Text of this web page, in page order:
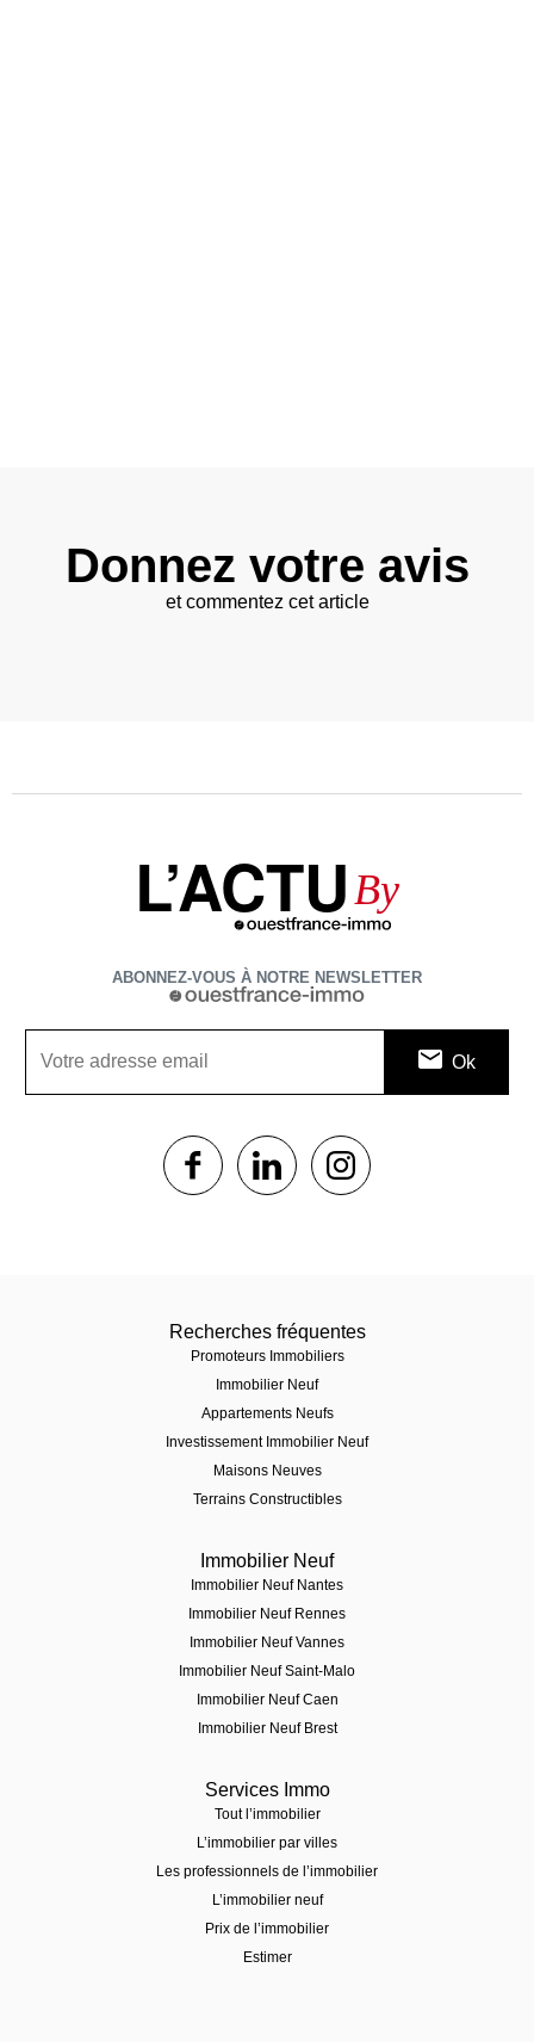
Donnez votre avis
et commentez cet article
L’ACTU By
ABONNEZ-VOUS À NOTRE NEWSLETTER
1$s 1$s
Recherches fréquentes
Promoteurs Immobiliers
Immobilier Neuf
Appartements Neufs
Investissement Immobilier Neuf
Maisons Neuves
Terrains Constructibles
Immobilier Neuf
Immobilier Neuf Nantes
Immobilier Neuf Rennes
Immobilier Neuf Vannes
Immobilier Neuf Saint-Malo
Immobilier Neuf Caen
Immobilier Neuf Brest
Services Immo
Tout l’immobilier
L’immobilier par villes
Les professionnels de l’immobilier
L’immobilier neuf
Prix de l’immobilier
Estimer